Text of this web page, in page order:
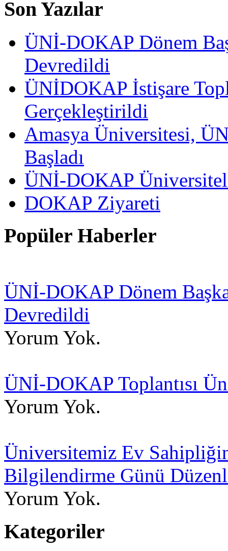
Son Yazılar
ÜNİ-DOKAP Dönem
Devredildi
ÜNİDOKAP İstişare
Gerçekleştirildi
Amasya Üniversitesi,
Başladı
ÜNİ-DOKAP
DOKAP Ziyareti
Popüler Haberler
ÜNİ-DOKAP Dönem
Devredildi
Yorum Yok.
ÜNİ-DOKAP Toplantısı
Yorum Yok.
Üniversitemiz Ev
Bilgilendirme Günü
Yorum Yok.
Kategoriler